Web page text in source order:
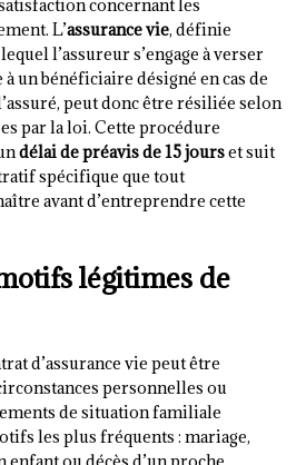
concernant les
L’assurance vie, définie
l’assureur s’engage à verser
un bénéficiaire désigné en cas de
peut donc être résiliée selon
par la loi. Cette procédure
délai de préavis de 15 jourset suit
spécifique que tout
avant d’entreprendre cette
légitimes de
d’assurance vie peut être
personnelles ou
de situation familiale
les plus fréquents : mariage,